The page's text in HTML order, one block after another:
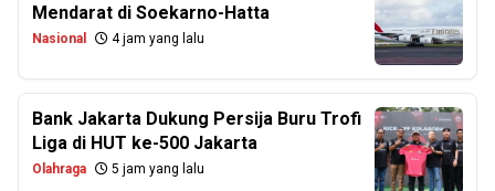
Mendarat di Soekarno-Hatta
Nasional 4 jam yang lalu
Bank Jakarta Dukung Persija Buru Trofi
Liga di HUT ke-500 Jakarta
Olahraga 5 jam yang lalu